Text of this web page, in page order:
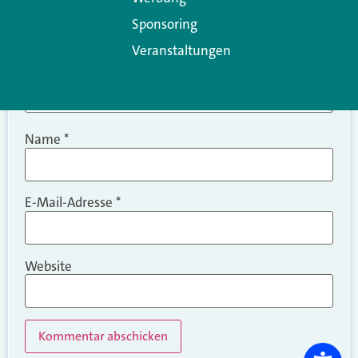
Name *
E-Mail-Adresse *
Website
Sponsoring
Veranstaltungen